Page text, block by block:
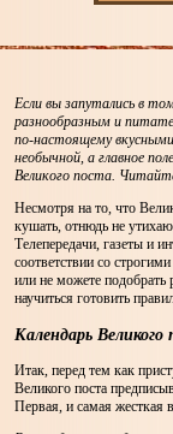
Если вы запутались в
разнообразным и
по-настоящему
необычной, а главное
Великого поста.
Несмотря на то, что
кушать, отнюдь не
Телепередачи, газеты и
соответствии со
или не можете
научиться готовить
Календарь Великого
Итак, перед тем как
Великого поста
Первая, и самая жесткая